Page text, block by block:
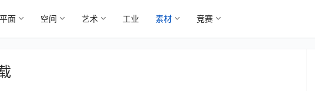
平面 空间 艺术 工业 素材 竞赛